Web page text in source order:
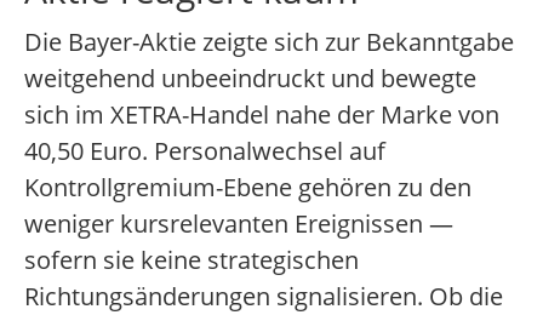
Die Bayer-Aktie zeigte sich zur Bekanntgabe
weitgehend unbeeindruckt und bewegte
sich im XETRA-Handel nahe der Marke von
40,50 Euro. Personalwechsel auf
Kontrollgremium-Ebene gehören zu den
weniger kursrelevanten Ereignissen —
sofern sie keine strategischen
Richtungsänderungen signalisieren. Ob die